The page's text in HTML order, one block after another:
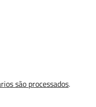
são processados.